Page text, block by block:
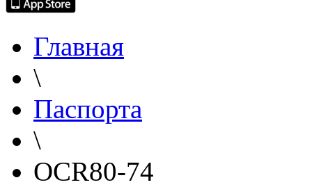
Главная
\
Паспорта
\
OCR80-74